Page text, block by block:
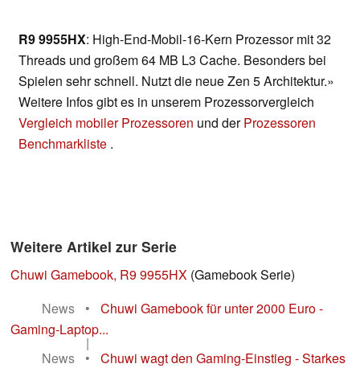
R9 9955HX: High-End-Mobil-16-Kern Prozessor mit 32
Threads und großem 64 MB L3 Cache. Besonders bei
Spielen sehr schnell. Nutzt die neue Zen 5 Architektur.»
Weitere Infos gibt es in unserem Prozessorvergleich
Vergleich mobiler Prozessoren und derProzessoren
Benchmarkliste .
Weitere Artikel zur Serie
Chuwi Gamebook, R9 9955HX (Gamebook Serie)
News
•
Chuwi Gamebook für unter 2000 Euro -
Gaming-Laptop...
|
News
•
Chuwi wagt den Gaming-Einstieg - Starkes